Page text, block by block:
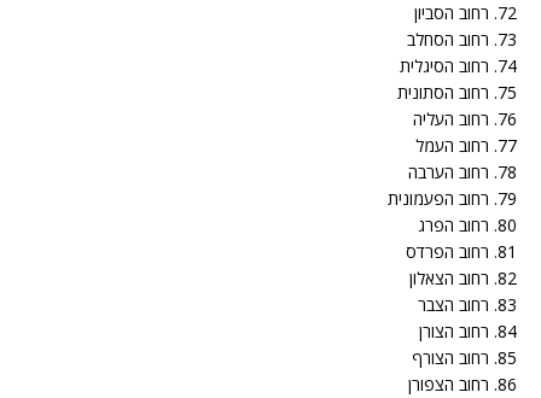
72. רחוב הסביון
73. רחוב הסחלב
74. רחוב הסיגלית
75. רחוב הסתונית
76. רחוב העליה
77. רחוב העמל
78. רחוב הערבה
79. רחוב הפעמונית
80. רחוב הפרג
81. רחוב הפרדס
82. רחוב הצאלון
83. רחוב הצבר
84. רחוב הצורן
85. רחוב הצורף
86. רחוב הצפורן